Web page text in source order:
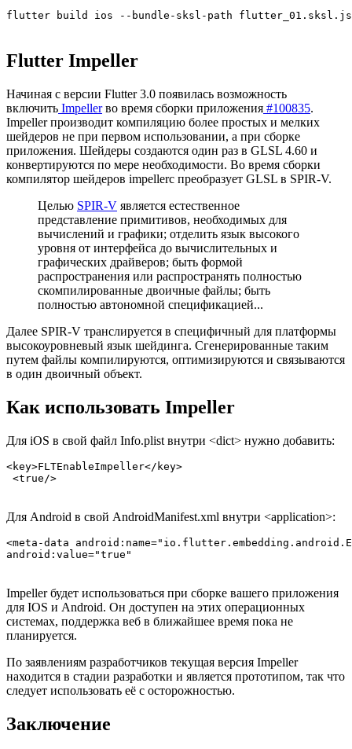
flutter build ios --bundle-sksl-path
Flutter Impeller
Начиная с версии Flutter 3.0 появилась возможность
включить Impellerво время сборки приложения #100835.
Impeller производит компиляцию более простых и мелких
шейдеров не при первом использовании, а при сборке
приложения. Шейдеры создаются один раз в GLSL 4.60 и
конвертируются по мере необходимости. Во время сборки
компилятор шейдеров impellerc преобразует GLSL в SPIR-V.
Целью SPIR-V является естественное
представление примитивов, необходимых для
вычислений и графики; отделить язык высокого
уровня от интерфейса до вычислительных и
графических драйверов; быть формой
распространения или распространять полностью
скомпилированные двоичные файлы; быть
полностью автономной спецификацией...
Далее SPIR-V транслируется в специфичный для платформы
высокоуровневый язык шейдинга. Сгенерированные таким
путем файлы компилируются, оптимизируются и связываются
в один двоичный объект.
Как использовать Impeller
Для iOS в свой файл Info.plist внутри <dict> нужно добавить:
<key>FLTEnableImpeller</key>
<true/>
Для Android в свой AndroidManifest.xml внутри <application>:
<meta-data
android:value="true"
Impeller будет использоваться при сборке вашего приложения
для IOS и Android. Он доступен на этих операционных
системах, поддержка веб в ближайшее время пока не
планируется.
По заявлениям разработчиков текущая версия Impeller
находится в стадии разработки и является прототипом, так что
следует использовать её с осторожностью.
Заключение